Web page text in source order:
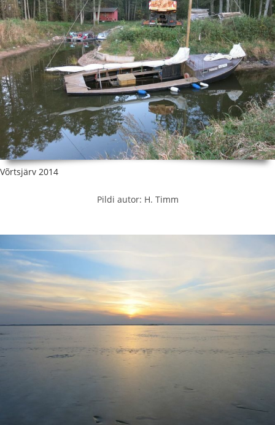
Võrtsjärv 2014
Pildi autor: H. Timm